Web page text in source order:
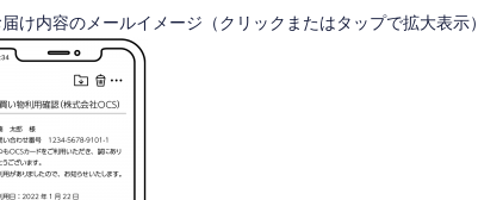
け内容のメールイメージ（クリックまたはタップで拡大表示）